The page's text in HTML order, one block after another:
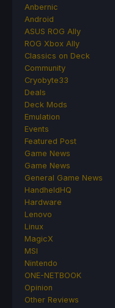
Anbernic
Android
ASUS ROG Ally
ROG Xbox Ally
Classics on Deck
Community
Cryobyte33
Deals
Deck Mods
Emulation
Events
Featured Post
Game News
Game News
General Game News
HandheldHQ
Hardware
Lenovo
Linux
MagicX
MSI
Nintendo
ONE-NETBOOK
Opinion
Other Reviews